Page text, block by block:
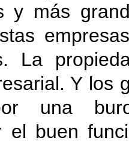
y más
La
Y los
una
el buen